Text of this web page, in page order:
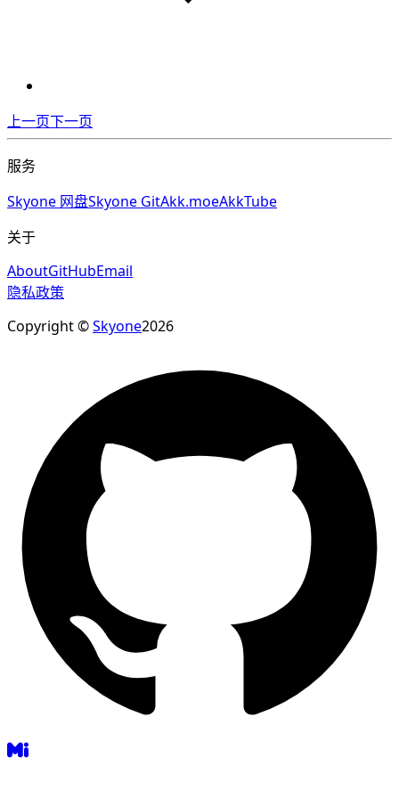
上一页下一页
服务
Skyone 网盘Skyone GitAkk.moeAkkTube
关于
AboutGitHubEmail
隐私政策
Copyright ©Skyone2026